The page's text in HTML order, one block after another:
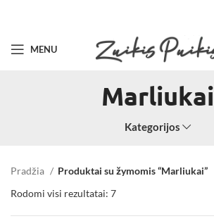
MENU
Marliukai
Kategorijos
Pradžia
Produktai su žymomis “Marliukai”
Rodomi visi rezultatai: 7